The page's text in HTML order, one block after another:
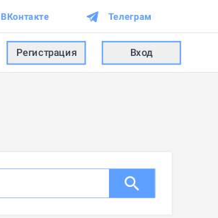
ВКонтакте Телеграм
Регистрация Вход